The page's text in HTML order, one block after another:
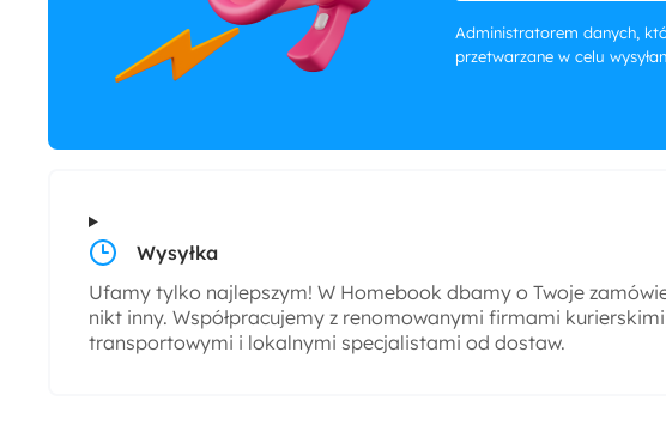
Administratorem danych,
przetwarzane w celu
Wysyłka
Ufamy tylko najlepszym! W Homebook dbamy o Twoje
nikt inny. Współpracujemy z renomowanymi firmami
transportowymi i lokalnymi specjalistami od dostaw.